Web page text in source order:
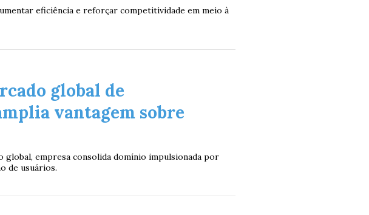
eficiência e reforçar competitividade em meio à
global de
vantagem sobre
global, empresa consolida domínio impulsionada por
de usuários.